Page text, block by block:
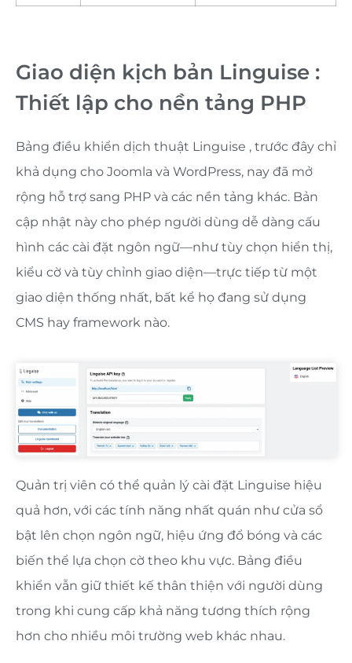
Giao diện kịch bản Linguise :
Thiết lập cho nền tảng PHP
Bảng điều khiển dịch thuật Linguise , trước đây chỉ
khả dụng cho Joomla và WordPress, nay đã mở
rộng hỗ trợ sang PHP và các nền tảng khác. Bản
cập nhật này cho phép người dùng dễ dàng cấu
hình các cài đặt ngôn ngữ—như tùy chọn hiển thị,
kiểu cờ và tùy chỉnh giao diện—trực tiếp từ một
giao diện thống nhất, bất kể họ đang sử dụng
CMS hay framework nào.
Quản trị viên có thể quản lý cài đặt Linguise hiệu
quả hơn, với các tính năng nhất quán như cửa sổ
bật lên chọn ngôn ngữ, hiệu ứng đổ bóng và các
biến thể lựa chọn cờ theo khu vực. Bảng điều
khiển vẫn giữ thiết kế thân thiện với người dùng
trong khi cung cấp khả năng tương thích rộng
hơn cho nhiều môi trường web khác nhau.